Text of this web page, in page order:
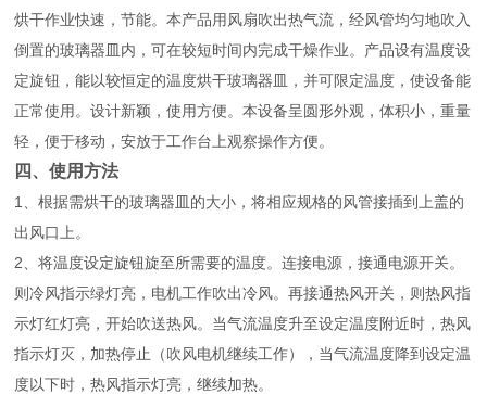
烘干作业快速，节能。本产品用风扇吹出热气流，经风管均匀地吹入
倒置的玻璃器皿内，可在较短时间内完成干燥作业。产品设有温度设
定旋钮，能以较恒定的温度烘干玻璃器皿，并可限定温度，使设备能
正常使用。设计新颖，使用方便。本设备呈圆形外观，体积小，重量
轻，便于移动，安放于工作台上观察操作方便。
四、使用方法
1、根据需烘干的玻璃器皿的大小，将相应规格的风管接插到上盖的
出风口上。
2、将温度设定旋钮旋至所需要的温度。连接电源，接通电源开关。
则冷风指示绿灯亮，电机工作吹出冷风。再接通热风开关，则热风指
示灯红灯亮，开始吹送热风。当气流温度升至设定温度附近时，热风
指示灯灭，加热停止（吹风电机继续工作），当气流温度降到设定温
度以下时，热风指示灯亮，继续加热。